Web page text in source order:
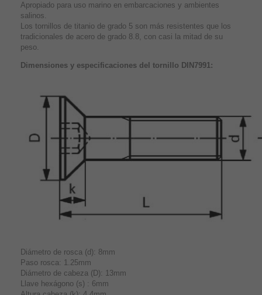
Apropiado para uso marino en embarcaciones y ambientes
salinos.
Los tornillos de titanio de grado 5 son más resistentes que los
tradicionales de acero de grado 8.8, con casi la mitad de su
peso.
Dimensiones y especificaciones del tornillo DIN7991:
Diámetro de rosca (d): 8mm
Paso rosca: 1.25mm
Diámetro de cabeza (D): 13mm
Llave hexágono (s) : 6mm